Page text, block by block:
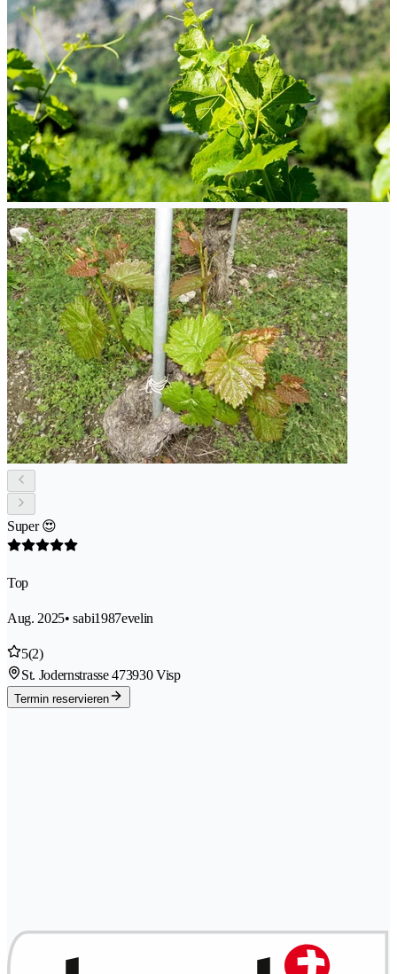
Super 😍
Top
Aug. 2025• sabi1987evelin
5(2)
St. Jodernstrasse 473930 Visp
Termin reservieren